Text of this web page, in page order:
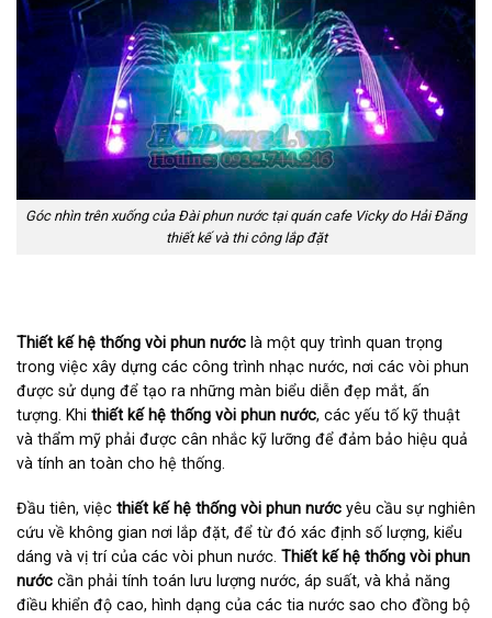
Góc nhìn trên xuống của Đài phun nước tại quán cafe Vicky do Hải Đăng
thiết kế và thi công lắp đặt
Thiết kế hệ thống vòi phun nước là một quy trình quan trọng
trong việc xây dựng các công trình nhạc nước, nơi các vòi phun
được sử dụng để tạo ra những màn biểu diễn đẹp mắt, ấn
tượng. Khi thiết kế hệ thống vòi phun nước, các yếu tố kỹ thuật
và thẩm mỹ phải được cân nhắc kỹ lưỡng để đảm bảo hiệu quả
và tính an toàn cho hệ thống.
Đầu tiên, việc thiết kế hệ thống vòi phun nước yêu cầu sự nghiên
cứu về không gian nơi lắp đặt, để từ đó xác định số lượng, kiểu
dáng và vị trí của các vòi phun nước. Thiết kế hệ thống vòi phun
nước cần phải tính toán lưu lượng nước, áp suất, và khả năng
điều khiển độ cao, hình dạng của các tia nước sao cho đồng bộ